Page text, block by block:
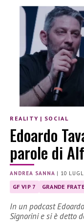
REALITY | SOCIAL
Edoardo
parole di
ANDREA SANNA | 10
GF VIP 7 GRANDE
In un podcast
Signorini e si è detto